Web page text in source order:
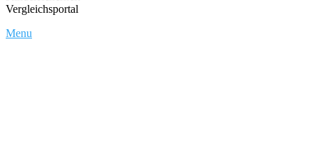
Vergleichsportal
Menu